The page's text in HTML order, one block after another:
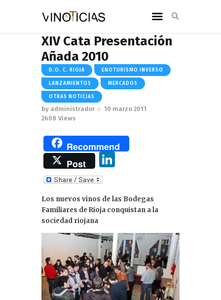
XIV Cata Presentación
Añada 2010
D.O. C. RIOJA ENOTURISMO INVERSO
LANZAMIENTOS MERCADOS
OTRAS NOTICIAS
by administrador
10 marzo 2011
2608 Views
Recommend
Post
k
e
n
Los nuevos vinos de las Bodegas
Familiares de Rioja conquistan a la
sociedad riojana